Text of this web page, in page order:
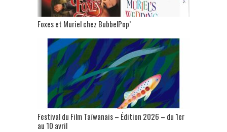
Foxes et Muriel chez BubbelPop’
Festival du Film Taïwanais – Édition 2026 – du 1er
au 10 avril